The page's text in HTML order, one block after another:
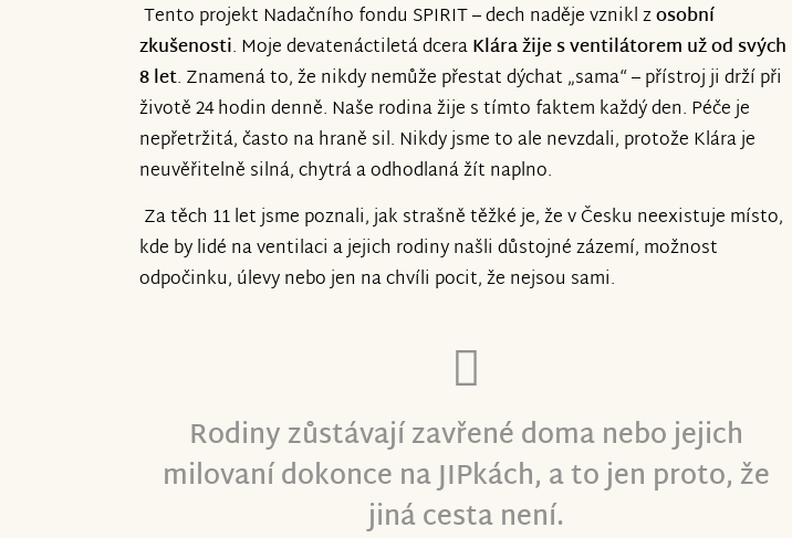
Tento projekt Nadačního fondu SPIRIT – dech naděje vznikl zosobní
zkušenosti. Moje devatenáctiletá dceraKlára žije s ventilátorem už od svých
8 let. Znamená to, že nikdy nemůže přestat dýchat „sama“ – přístroj ji drží při
životě 24 hodin denně. Naše rodina žije s tímto faktem každý den. Péče je
nepřetržitá, často na hraně sil. Nikdy jsme to ale nevzdali, protože Klára je
neuvěřitelně silná, chytrá a odhodlaná žít naplno.
Za těch 11 let jsme poznali, jak strašně těžké je, že v Česku neexistuje místo,
kde by lidé na ventilaci a jejich rodiny našli důstojné zázemí, možnost
odpočinku, úlevy nebo jen na chvíli pocit, že nejsou sami.
Rodiny zůstávají zavřené doma nebo jejich
milovaní dokonce na JIPkách, a to jen proto, že
jiná cesta není.